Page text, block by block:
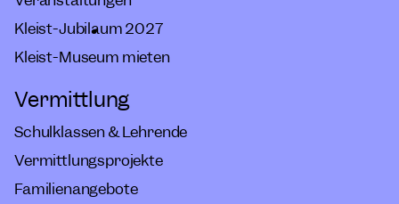
Kleist-Jubiläum 2027
Kleist-Museum mieten
Vermittlung
Schulklassen & Lehrende
Vermittlungsprojekte
Familienangebote